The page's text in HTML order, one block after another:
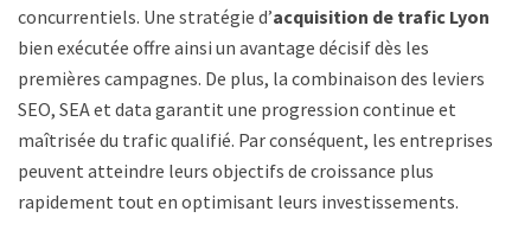
concurrentiels. Une stratégie d’acquisition de trafic Lyon
bien exécutée offre ainsi un avantage décisif dès les
premières campagnes. De plus, la combinaison des leviers
SEO, SEA et data garantit une progression continue et
maîtrisée du trafic qualifié. Par conséquent, les entreprises
peuvent atteindre leurs objectifs de croissance plus
rapidement tout en optimisant leurs investissements.